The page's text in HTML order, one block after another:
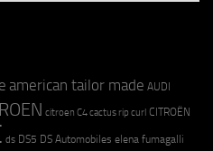
american tailor made AUDI
citroen C4 cactus rip curl CITROËN
ds DS5 DS Automobiles elena fumagalli